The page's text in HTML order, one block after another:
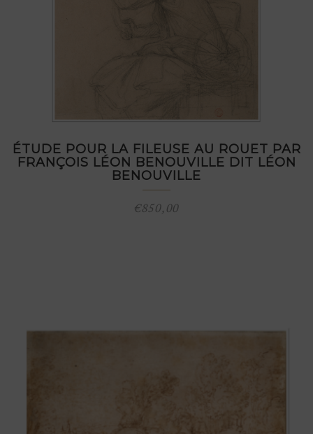
ÉTUDE POUR LA FILEUSE AU ROUET PAR
FRANÇOIS LÉON BENOUVILLE DIT LÉON
BENOUVILLE
€850,00